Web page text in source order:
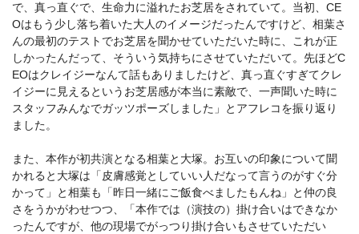
で、真っ直ぐで、⽣命⼒に溢れたお芝居をされていて。当初、CE
Oはもう少し落ち着いた⼤⼈のイメージだったんですけど、相葉さ
んの最初のテストでお芝居を聞かせていただいた時に、これが正
しかったんだって、そういう気持ちにさせていただいて。先ほどC
EOはクレイジーなんて話もありましたけど、真っ直ぐすぎてクレ
イジーに⾒えるというお芝居感が本当に素敵で、⼀声聞いた時に
スタッフみんなでガッツポーズしました」とアフレコを振り返り
ました。
また、本作が初共演となる相葉と⼤塚。お互いの印象について聞
かれると⼤塚は「⽪膚感覚としていい⼈だなって⾔うのがすぐ分
かって」と相葉も「昨⽇⼀緒にご飯⾷べましたもんね」と仲の良
さをうかがわせつつ、「本作では（演技の）掛け合いはできなか
ったんですが、他の現場でがっつり掛け合いもさせていただい